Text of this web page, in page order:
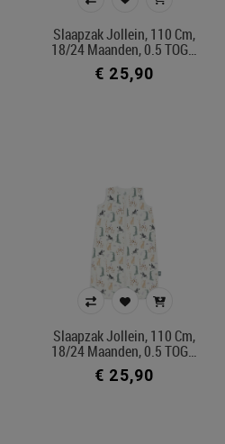
Slaapzak Jollein, 110 Cm,
18/24 Maanden, 0.5 TOG…
€ 25,90
Slaapzak Jollein, 110 Cm,
18/24 Maanden, 0.5 TOG…
€ 25,90